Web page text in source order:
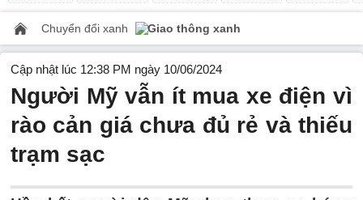
Chuyển đổi xanh Giao thông xanh
Cập nhật lúc 12:38 PM ngày 10/06/2024
Người Mỹ vẫn ít mua xe điện vì
rào cản giá chưa đủ rẻ và thiếu
trạm sạc